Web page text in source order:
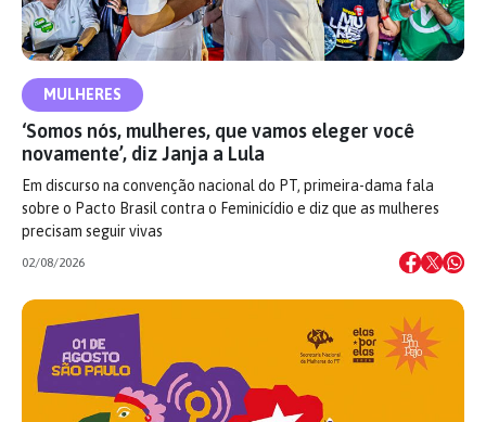
MULHERES
‘Somos nós, mulheres, que vamos eleger você
novamente’, diz Janja a Lula
Em discurso na convenção nacional do PT, primeira-dama fala
sobre o Pacto Brasil contra o Feminicídio e diz que as mulheres
precisam seguir vivas
02/08/2026